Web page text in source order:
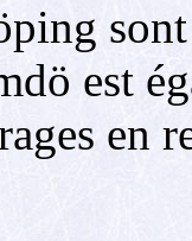
est